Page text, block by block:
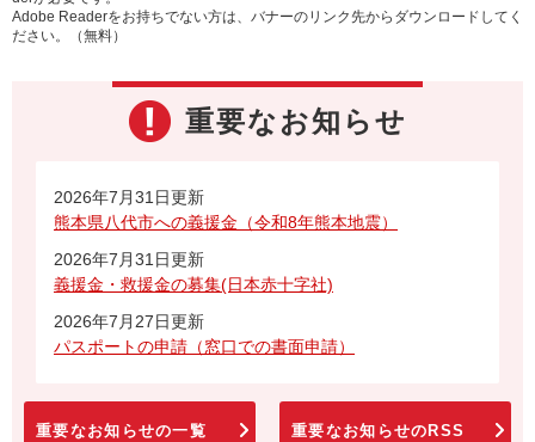
Adobe Readerをお持ちでない方は、バナーのリンク先からダウンロードしてく
ださい。（無料）
重要なお知らせ
2026年7月31日更新
熊本県八代市への義援金（令和8年熊本地震）
2026年7月31日更新
義援金・救援金の募集(日本赤十字社)
2026年7月27日更新
パスポートの申請（窓口での書面申請）
重要なお知らせの一覧 重要なお知らせのRSS